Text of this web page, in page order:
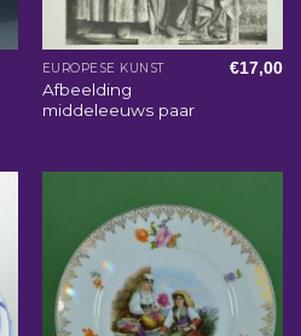
EUROPESE KUNST
Afbeelding
middeleeuws paar
€17,00